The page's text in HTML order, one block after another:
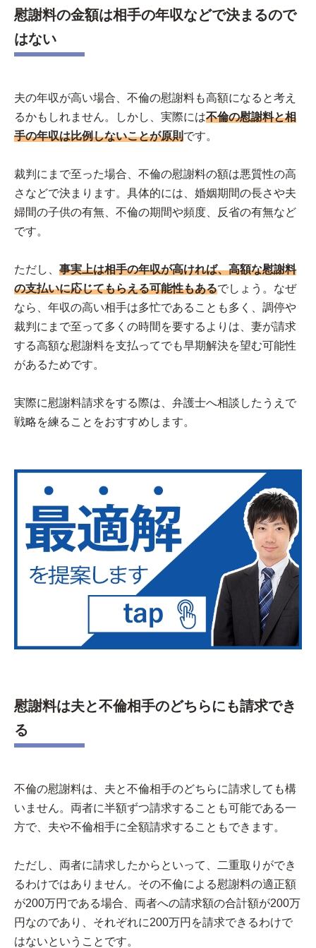
慰謝料の金額は相手の年収などで決まるので
はない
夫の年収が高い場合、不倫の慰謝料も高額になると考え
るかもしれません。しかし、実際には不倫の慰謝料と相
手の年収は比例しないことが原則です。
裁判にまで至った場合、不倫の慰謝料の額は悪質性の高
さなどで決まります。具体的には、婚姻期間の長さや夫
婦間の子供の有無、不倫の期間や頻度、反省の有無など
です。
ただし、 事実上は相手の年収が高ければ、高額な慰謝料
の支払いに応じてもらえる可能性もあるでしょう。なぜ
なら、年収の高い相手は多忙であることも多く、調停や
裁判にまで至って多くの時間を要するよりは、妻が請求
する高額な慰謝料を支払ってでも早期解決を望む可能性
があるためです。
実際に慰謝料請求をする際は、弁護士へ相談したうえで
戦略を練ることをおすすめします。
慰謝料は夫と不倫相手のどちらにも請求でき
る
不倫の慰謝料は、夫と不倫相手のどちらに請求しても構
いません。両者に半額ずつ請求することも可能である一
方で、夫や不倫相手に全額請求することもできます。
ただし、両者に請求したからといって、二重取りができ
るわけではありません。その不倫による慰謝料の適正額
が200万円である場合、両者への請求額の合計額が200万
円なのであり、それぞれに200万円を請求できるわけで
はないということです。